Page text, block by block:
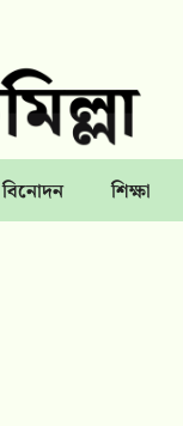
বিনোদন শিক্ষা